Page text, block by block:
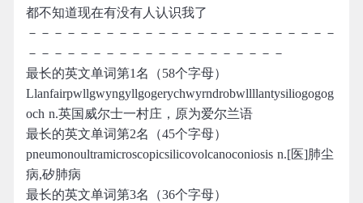
都不知道现在有没有人认识我了
－－－－－－－－－－－－－－－－－－－－－－－－
－－－－－－－－－－－－－－－－－－－－
最长的英文单词第1名（58个字母）
Llanfairpwllgwyngyllgogerychwyrndrobwllllantysiliogogog
och n.英国威尔士一村庄，原为爱尔兰语
最长的英文单词第2名（45个字母）
pneumonoultramicroscopicsilicovolcanoconiosis n.[医]肺尘
病,矽肺病
最长的英文单词第3名（36个字母）